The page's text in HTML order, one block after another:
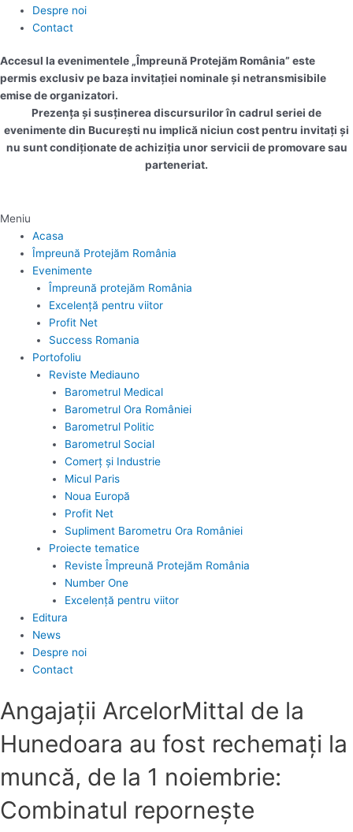
Despre noi
Contact
Accesul la evenimentele „Împreună Protejăm România” este
permis exclusiv pe baza invitației nominale și netransmisibile
emise de organizatori.
Prezența și susținerea discursurilor în cadrul seriei de
evenimente din București nu implică niciun cost pentru invitați și
nu sunt condiționate de achiziția unor servicii de promovare sau
parteneriat.
Meniu
Acasa
Împreună Protejăm România
Evenimente
Împreună protejăm România
Excelență pentru viitor
Profit Net
Success Romania
Portofoliu
Reviste Mediauno
Barometrul Medical
Barometrul Ora României
Barometrul Politic
Barometrul Social
Comerț și Industrie
Micul Paris
Noua Europă
Profit Net
Supliment Barometru Ora României
Proiecte tematice
Reviste Împreună Protejăm România
Number One
Excelență pentru viitor
Editura
News
Despre noi
Contact
Angajaţii ArcelorMittal de la
Hunedoara au fost rechemaţi la
muncă, de la 1 noiembrie:
Combinatul reporneşte